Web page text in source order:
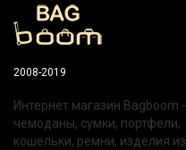
2008-2019
Интернет магазин Bagboom -
чемоданы, сумки, портфели,
кошельки, ремни, изделия из